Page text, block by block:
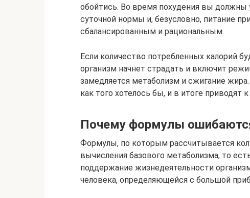
обойтись. Во время похудения вы
суточной нормы и, безусловно, питание
сбалансированным и рациональным.
Если количество потребленных калорий
организм начнет страдать и включит
замедляется метаболизм и сжигание
как того хотелось бы, и в итоге приводят
Почему формулы
Формулы, по которым рассчитывается
вычисления базового метаболизма, то
поддержание жизнедеятельности
человека, определяющейся с большой